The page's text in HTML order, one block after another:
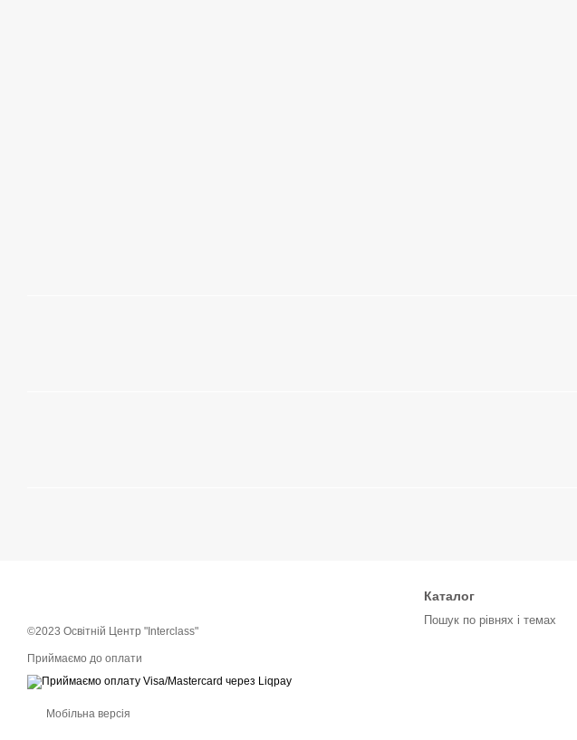
©2023 Освітній Центр "Interclass"
Приймаємо до оплати
Мобільна версія
Каталог
Пошук по рівнях і темах